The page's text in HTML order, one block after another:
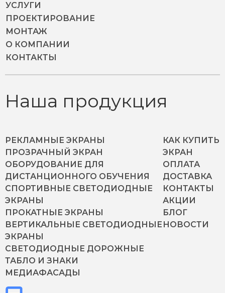
УСЛУГИ
ПРОЕКТИРОВАНИЕ
МОНТАЖ
О КОМПАНИИ
КОНТАКТЫ
Наша продукция
РЕКЛАМНЫЕ ЭКРАНЫ
ПРОЗРАЧНЫЙ ЭКРАН
ОБОРУДОВАНИЕ ДЛЯ
ДИСТАНЦИОННОГО ОБУЧЕНИЯ
СПОРТИВНЫЕ СВЕТОДИОДНЫЕ
ЭКРАНЫ
ПРОКАТНЫЕ ЭКРАНЫ
ВЕРТИКАЛЬНЫЕ СВЕТОДИОДНЫЕ
ЭКРАНЫ
СВЕТОДИОДНЫЕ ДОРОЖНЫЕ
ТАБЛО И ЗНАКИ
МЕДИАФАСАДЫ
КАК КУПИТЬ
ЭКРАН
ОПЛАТА
ДОСТАВКА
КОНТАКТЫ
АКЦИИ
БЛОГ
НОВОСТИ